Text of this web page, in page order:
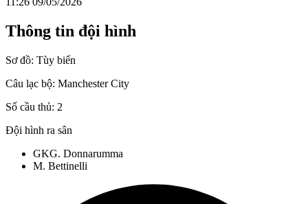
Thông tin đội hình
Sơ đồ: Tùy biến
Câu lạc bộ: Manchester City
Số cầu thủ: 2
Đội hình ra sân
GKG. Donnarumma
M. Bettinelli